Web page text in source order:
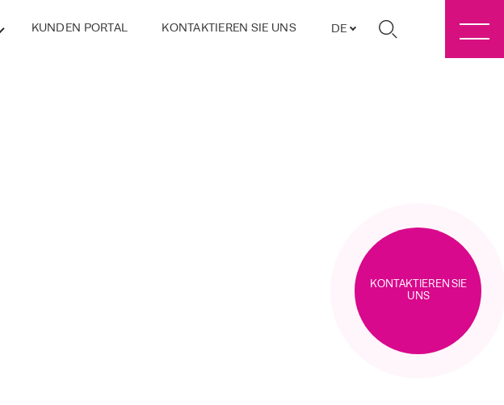
KUNDEN PORTAL KONTAKTIEREN SIE UNS DE
KONTAKTIEREN SIE
UNS